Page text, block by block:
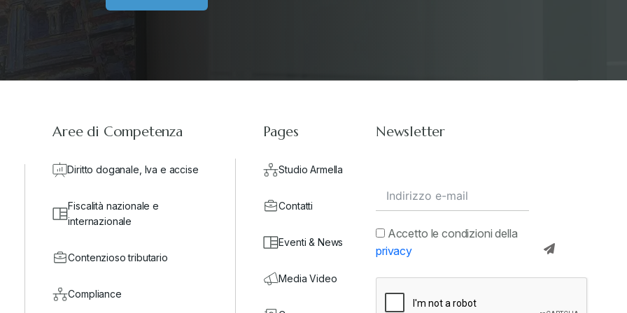
Aree di Competenza
Diritto doganale, Iva e accise
Fiscalità nazionale e
internazionale
Contenzioso tributario
Compliance
Pages
Studio Armella
Contatti
Eventi & News
Media Video
Newsletter
Accetto le condizioni della
privacy